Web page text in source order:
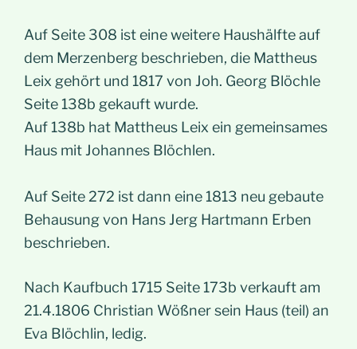
Auf Seite 308 ist eine weitere Haushälfte auf
dem Merzenberg beschrieben, die Mattheus
Leix gehört und 1817 von Joh. Georg Blöchle
Seite 138b gekauft wurde.
Auf 138b hat Mattheus Leix ein gemeinsames
Haus mit Johannes Blöchlen.
Auf Seite 272 ist dann eine 1813 neu gebaute
Behausung von Hans Jerg Hartmann Erben
beschrieben.
Nach Kaufbuch 1715 Seite 173b verkauft am
21.4.1806 Christian Wößner sein Haus (teil) an
Eva Blöchlin, ledig.